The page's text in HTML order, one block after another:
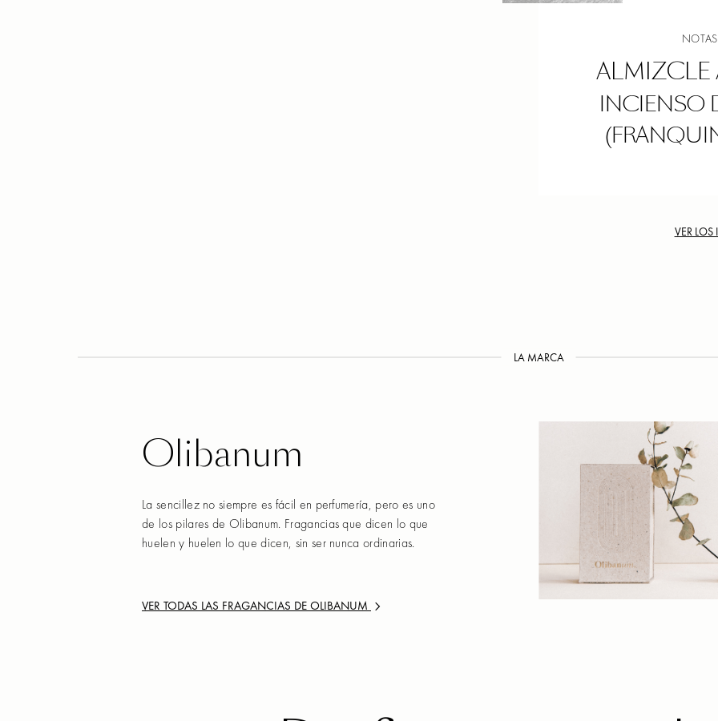
ALMIZCLE
INCIENSO
VER LOS
LA MARCA
Olibanum
La sencillez no siempre es fácil en perfumería, pero es uno
de los pilares de Olibanum. Fragancias que dicen lo que
huelen y huelen lo que dicen, sin ser nunca ordinarias.
VER TODAS LAS FRAGANCIAS DE OLIBANUM